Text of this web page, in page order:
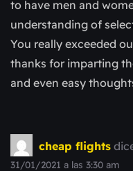
to have men and
understanding of
You really exceeded
thanks for imparting
and even easy
cheap flights
31/01/2021 a las 3:30 am